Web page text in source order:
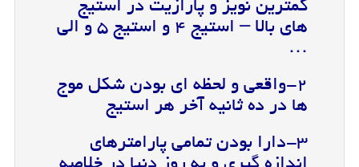
کمترین نویز و پارازیت در استیج
های بالا – استیج ۴ و استیج ۵ و الی
…
۲-واقعی و لحظه ای بودن شکل موج
ها در ده ثانیه آخر هر استیج
۳-دارا بودن تمامی پارامترهای